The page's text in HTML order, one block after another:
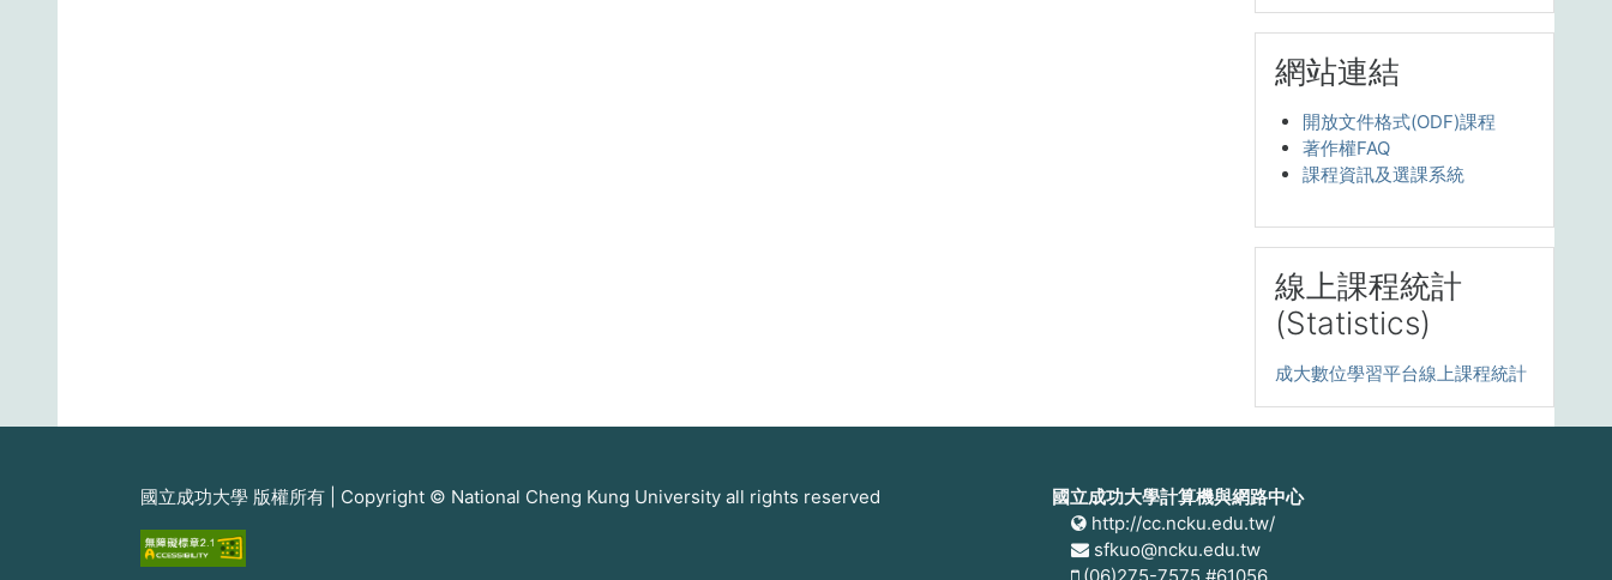
網站連結
開放文件格式(ODF)課程
著作權FAQ
課程資訊及選課系統
線上課程統計
(Statistics)
成大數位學習平台線上課程統計
國立成功大學 版權所有 | Copyright © National Cheng Kung University all rights reserved
國立成功大學計算機與網路中心
http://cc.ncku.edu.tw/
sfkuo@ncku.edu.tw